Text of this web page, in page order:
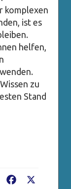
komplexen
ist es
helfen,
zu
Stand
Facebook